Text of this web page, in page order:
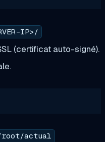
IP>/
(certificat auto-signé).
actual